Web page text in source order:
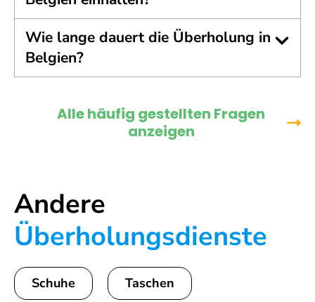
Wie lange dauert die Überholung in
Belgien?
Alle häufig gestellten Fragen
anzeigen
Andere
Überholungsdienste
Schuhe Taschen